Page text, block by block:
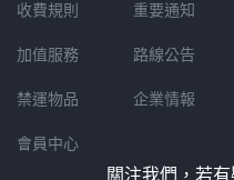
收費規則
加值服務
禁運物品
會員中心
重要通知
路線公告
企業情報
關注我們，若